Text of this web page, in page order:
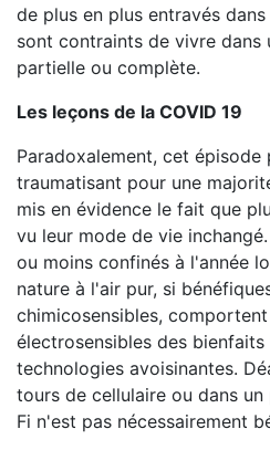
de plus en plus entravés
sont contraints de vivre dans
partielle ou complète.
Les leçons de la COVID 19
Paradoxalement, cet épisode
traumatisant pour une
mis en évidence le fait que
vu leur mode de vie
ou moins confinés à l'année
nature à l'air pur, si
chimicosensibles,
électrosensibles des
technologies avoisinantes.
tours de cellulaire ou dans
Fi n'est pas nécessairement